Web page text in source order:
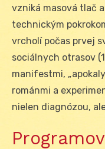
vzniká masová tlač
technickým
vrcholí počas prvej
sociálnych otrasov
manifestmi,
románmi a
nielen diagnózou,